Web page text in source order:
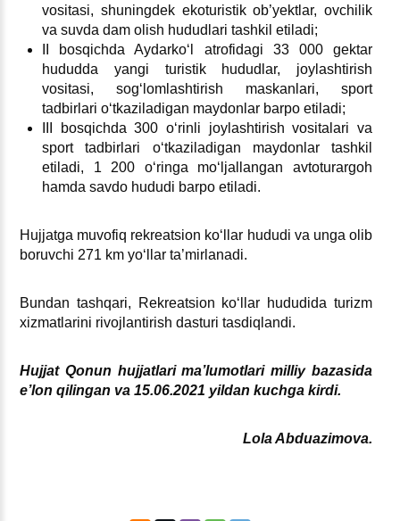
vositasi, shuningdek ekoturistik ob’yektlar, ovchilik
va suvda dam olish hududlari tashkil etiladi;
II bosqichda Aydarkoʻl atrofidagi 33 000 gektar
hududda yangi turistik hududlar, joylashtirish
vositasi, sogʻlomlashtirish maskanlari, sport
tadbirlari oʻtkaziladigan maydonlar barpo etiladi;
III bosqichda 300 oʻrinli joylashtirish vositalari va
sport tadbirlari oʻtkaziladigan maydonlar tashkil
etiladi, 1 200 oʻringa moʻljallangan avtoturargoh
hamda savdo hududi barpo etiladi.
Hujjatga muvofiq rekreatsion koʻllar hududi va unga olib
boruvchi 271 km yoʻllar ta’mirlanadi.
Bundan tashqari, Rekreatsion koʻllar hududida turizm
хizmatlarini rivojlantirish dasturi tasdiqlandi.
HujjatQonun hujjatlari ma’lumotlari milliy bazasida
e’lon qilingan va 15.06.2021 yildan kuchga kirdi.
Lola Abduazimova.